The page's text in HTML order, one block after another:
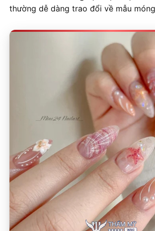
thường dễ dàng trao đổi về mẫu